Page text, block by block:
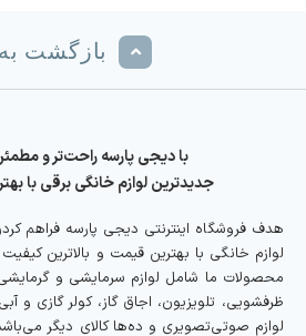
بازگشت به
با دیجی پارسه راحت‌تر و
جدیدترین لوازم خانگی برقی با
هدف فروشگاه اینترنتی دیجی پارسه فراهم
لوازم خانگی با بهترین قیمت و بالاترین
محصولات ما شامل لوازم سرمایشی و
ظرفشویی، تلویزیون، اجاق گاز، کولر گازی و
لوازم صوتی‌تصویری و ده‌ها کالای دیگر